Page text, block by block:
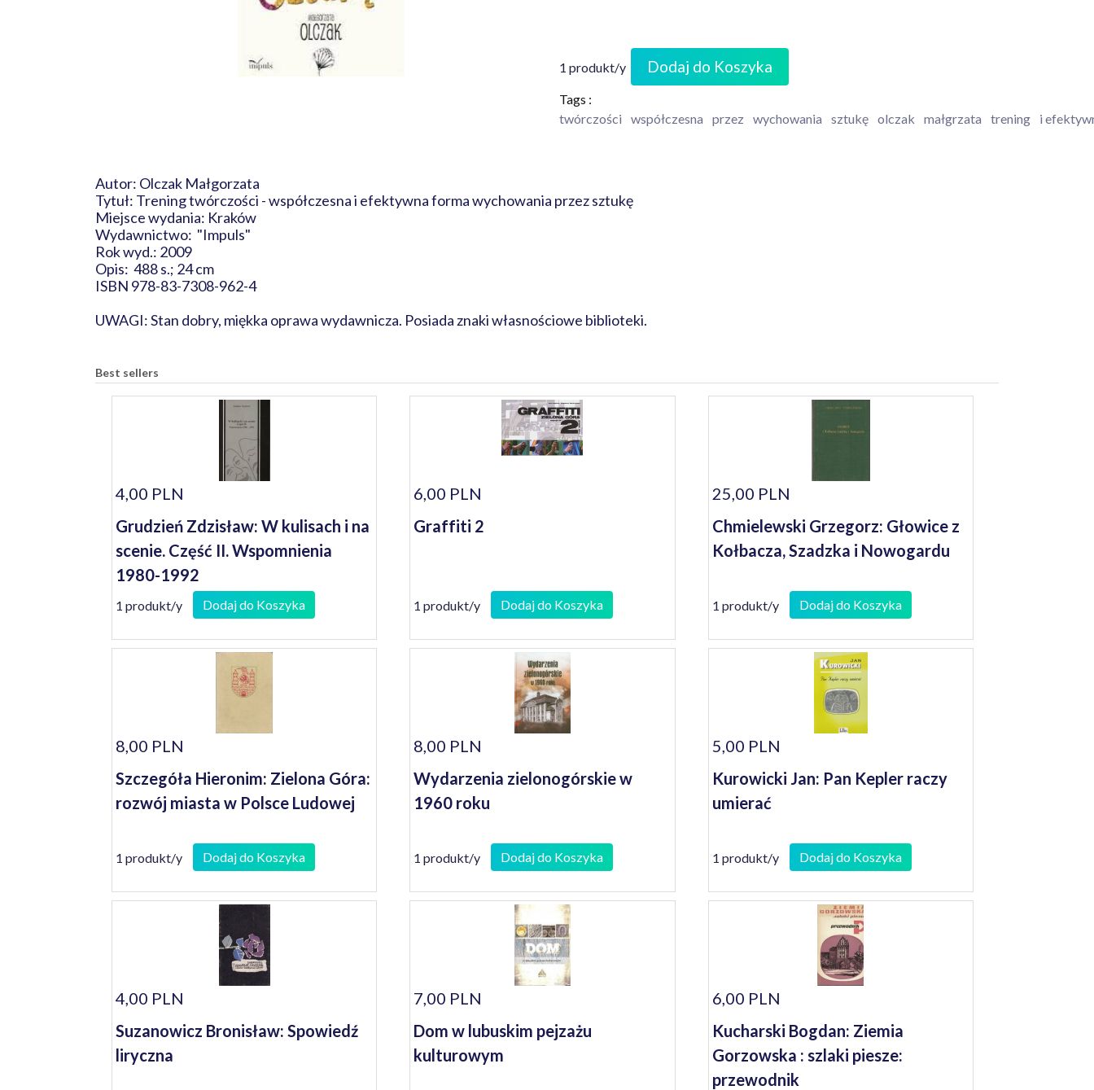
1 produkt/y Dodaj do Koszyka
Tags :
twórczości
współczesna przez wychowania sztukę olczak małgrzata trening i
Autor: Olczak Małgorzata
Tytuł: Trening twórczości - współczesna i efektywna forma wychowania przez sztukę
Miejsce wydania: Kraków
Wydawnictwo: "Impuls"
Rok wyd.: 2009
Opis: 488 s.; 24 cm
ISBN 978-83-7308-962-4
UWAGI: Stan dobry, miękka oprawa wydawnicza. Posiada znaki własnościowe biblioteki.
Best sellers
4,00 PLN
Grudzień Zdzisław: W kulisach i na
scenie. Część II. Wspomnienia
1980-1992
1 produkt/y Dodaj do Koszyka
6,00 PLN
Graffiti 2
1 produkt/y Dodaj do Koszyka
25,00 PLN
Chmielewski Grzegorz: Głowice z
Kołbacza, Szadzka i Nowogardu
1 produkt/y Dodaj do Koszyka
8,00 PLN
Szczegóła Hieronim: Zielona Góra:
rozwój miasta w Polsce Ludowej
1 produkt/y Dodaj do Koszyka
8,00 PLN
Wydarzenia zielonogórskie w
1960 roku
1 produkt/y Dodaj do Koszyka
5,00 PLN
Kurowicki Jan: Pan Kepler raczy
umierać
1 produkt/y Dodaj do Koszyka
4,00 PLN
Suzanowicz Bronisław: Spowiedź
liryczna
7,00 PLN
Dom w lubuskim pejzażu
kulturowym
6,00 PLN
Kucharski Bogdan: Ziemia
Gorzowska : szlaki piesze:
przewodnik